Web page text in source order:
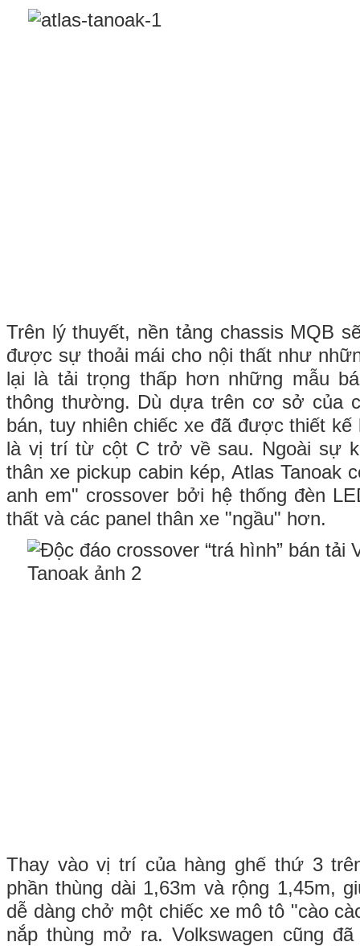
Trên lý thuyết, nền tảng chassis MQB
được sự thoải mái cho nội thất như
lại là tải trọng thấp hơn những mẫu
thông thường. Dù dựa trên cơ sở của
bán, tuy nhiên chiếc xe đã được thiết kế
là vị trí từ cột C trở về sau. Ngoài sự
thân xe pickup cabin kép, Atlas Tanoak
anh em" crossover bởi hệ thống đèn
thất và các panel thân xe "ngầu" hơn.
Thay vào vị trí của hàng ghế thứ 3
phần thùng dài 1,63m và rộng 1,45m,
dễ dàng chở một chiếc xe mô tô "cào
nắp thùng mở ra. Volkswagen cũng